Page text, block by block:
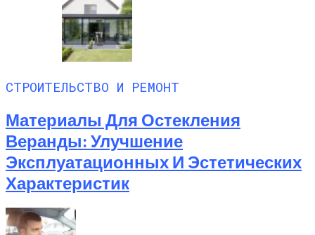
СТРОИТЕЛЬСТВО И РЕМОНТ
Материалы Для Остекления
Веранды: Улучшение
Эксплуатационных И Эстетических
Характеристик